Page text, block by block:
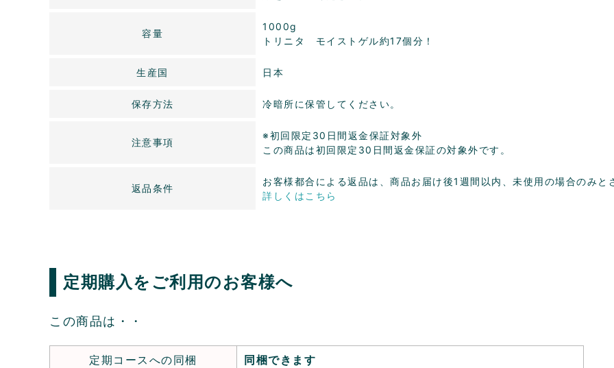
容量
1000g
トリニタ モイストゲル約17個分！
生産国 日本
保存方法 冷暗所に保管してください。
注意事項
※初回限定30日間返金保証対象外
この商品は初回限定30日間返金保証の対象外です。
返品条件
お客様都合による返品は、商品お届け後1週間以内、未使用の場合のみと
詳しくはこちら
定期購入をご利用のお客様へ
この商品は・・
定期コースへの同梱 同梱できます